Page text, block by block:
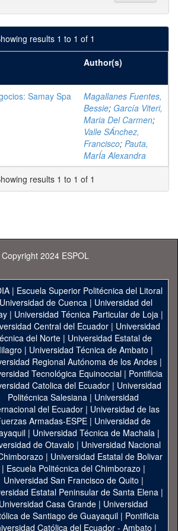
results 1 to 1 of 1
Author(s)
Samay Spa
Magallanes Fuentes,
Bessie; García Viteri,
Maria Del Carmen;
Valle SÁnchez,
Francisco; Pauta,
MarÍa Alexandra
results 1 to 1 of 1
Copyright 2024 ESPOL
| Escuela Superior Politécnica del Litoral
Universidad de Cuenca| Universidad del
| Universidad Técnica Particular de Loja|
Central del Ecuador| Universidad
del Norte | Universidad Estatal de
| Universidad Técnica de Ambato |
Regional Autónoma de los Andes|
Tecnológica Equinoccial| Pontificia
Catolica del Ecuador | Universidad
Politécnica Salesiana | Universidad
del Ecuador | Universidad de las
Armadas-ESPE | Universidad de
| Universidad Técnica de Machala|
de Otavalo | Universidad Nacional
| Universidad Estatal de Bolivar
| Escuela Politécnica del Chimborazo |
Universidad San Francisco de Quito |
Estatal Peninsular de Santa Elena|
Universidad Casa Grande | Universidad
de Santiago de Guayaquil| Pontificia
Católica del Ecuador - Ambato |